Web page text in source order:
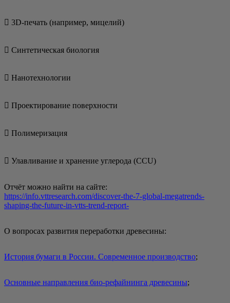
 3D-печать (напри­мер, мицелий)
 Син­те­ти­че­ская биология
 Нано­тех­но­ло­гии
 Про­ек­ти­ро­ва­ние поверхности
 Поли­ме­ри­за­ция
 Улав­ли­ва­ние и хра­не­ние угле­ро­да (CCU)
Отчёт мож­но най­ти на сай­те:
https://info.vttresearch.com/discover-the-7-global-megatrends-
shaping-the-future-in-vtts-trend-report-
О вопро­сах раз­ви­тия пере­ра­бот­ки древесины:
Исто­рия бума­ги в Рос­сии. Совре­мен­ное про­из­вод­ство;
Основ­ные направ­ле­ния био-рефай­нин­га дре­ве­си­ны;